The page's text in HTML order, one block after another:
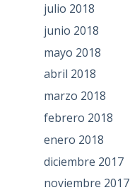
julio 2018
junio 2018
mayo 2018
abril 2018
marzo 2018
febrero 2018
enero 2018
diciembre 2017
noviembre 2017